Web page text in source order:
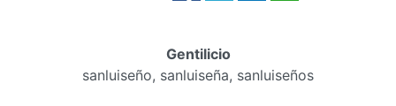
Gentilicio
sanluiseño, sanluiseña, sanluiseños